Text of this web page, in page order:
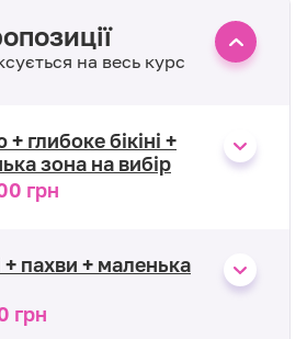
на весь курс
глибоке бікіні +
зона на вибір
грн
+ пахви + маленька
грн